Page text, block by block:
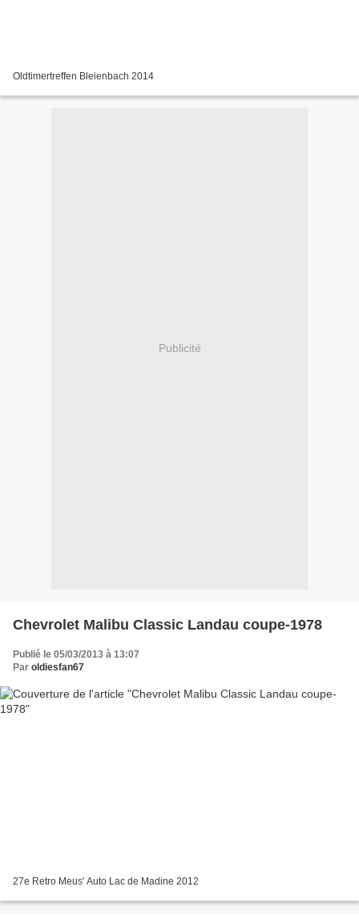
Oldtimertreffen Bleienbach 2014
Publicité
Chevrolet Malibu Classic Landau coupe-1978
Publié le 05/03/2013 à 13:07
Par oldiesfan67
27e Retro Meus' Auto Lac de Madine 2012